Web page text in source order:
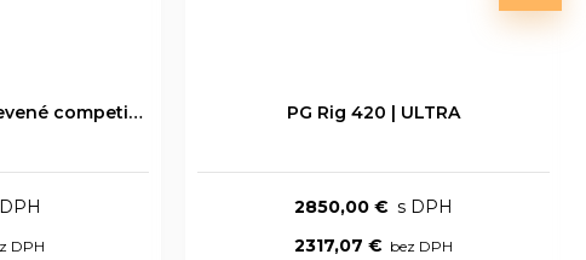
Gymnastické kruhy drevené competition PG Rig 420 | ULTRA
2850,00 €
2317,07 €